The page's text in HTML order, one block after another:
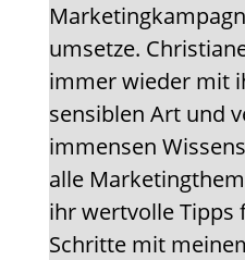
umsetze.
immer wieder mit
sensiblen Art und
immensen
alle
ihr wertvolle Tipps
Schritte mit